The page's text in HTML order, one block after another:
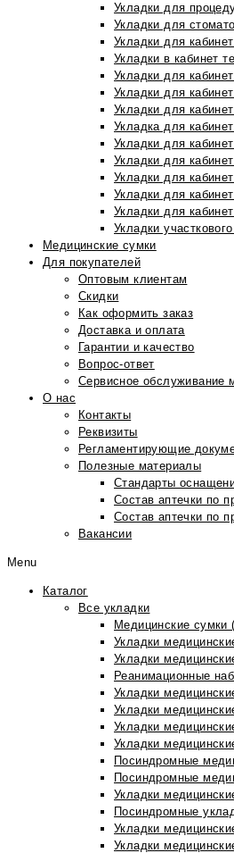
Укладки для
Укладки для
Укладки для
Укладки в кабинет
Укладки для
Укладки для
Укладки для
Укладка для
Укладки для
Укладки для
Укладки для
Укладки для
Укладки для
Укладки
Медицинские сумки
Для покупателей
Оптовым клиентам
Скидки
Как оформить заказ
Доставка и оплата
Гарантии и качество
Вопрос-ответ
Сервисное обслуживание
О нас
Контакты
Реквизиты
Регламентирующие
Полезные материалы
Стандарты
Состав аптечки по
Состав аптечки по
Вакансии
Menu
Каталог
Все укладки
Медицинские сумки
Укладки
Укладки
Реанимационные
Укладки
Укладки
Укладки
Укладки
Посиндромные
Посиндромные
Укладки
Посиндромные
Укладки
Укладки